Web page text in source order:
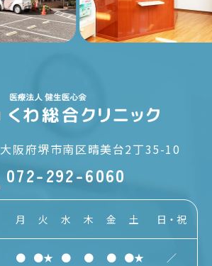
大阪府堺市南区晴美台2丁35-10
072-292-6060
月 火 水 木 金 土 日・祝
● ●★ ● ● ● ●★
／